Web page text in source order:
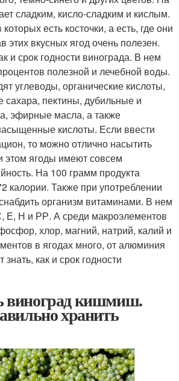
сладким, кисло-сладким и кислым.
есть косточки, а есть, где они
этих вкусных ягод очень полезен.
и срок годности винограда. В нем
полезной и лечебной воды.
углеводы, органические кислоты,
пектины, дубильные и
эфирные масла, а также
кислоты. Если ввести
то можно отлично насытить
этом ягоды имеют совсем
На 100 грамм продукта
калории. Также при употреблении
организм витаминами. В нем
Е, Н и РР. А среди макроэлементов
хлор, магний, натрий, калий и
в ягодах много, от алюминия
как и срок годности
виноград кишмиш.
хранить